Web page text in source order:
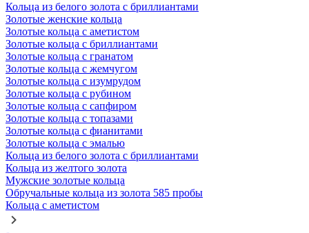
Кольца из белого золота с бриллиантами
Золотые женские кольца
Золотые кольца с аметистом
Золотые кольца с бриллиантами
Золотые кольца с гранатом
Золотые кольца с жемчугом
Золотые кольца с изумрудом
Золотые кольца с рубином
Золотые кольца с сапфиром
Золотые кольца с топазами
Золотые кольца с фианитами
Золотые кольца с эмалью
Кольца из белого золота с бриллиантами
Кольца из желтого золота
Мужские золотые кольца
Обручальные кольца из золота 585 пробы
Кольца с аметистом